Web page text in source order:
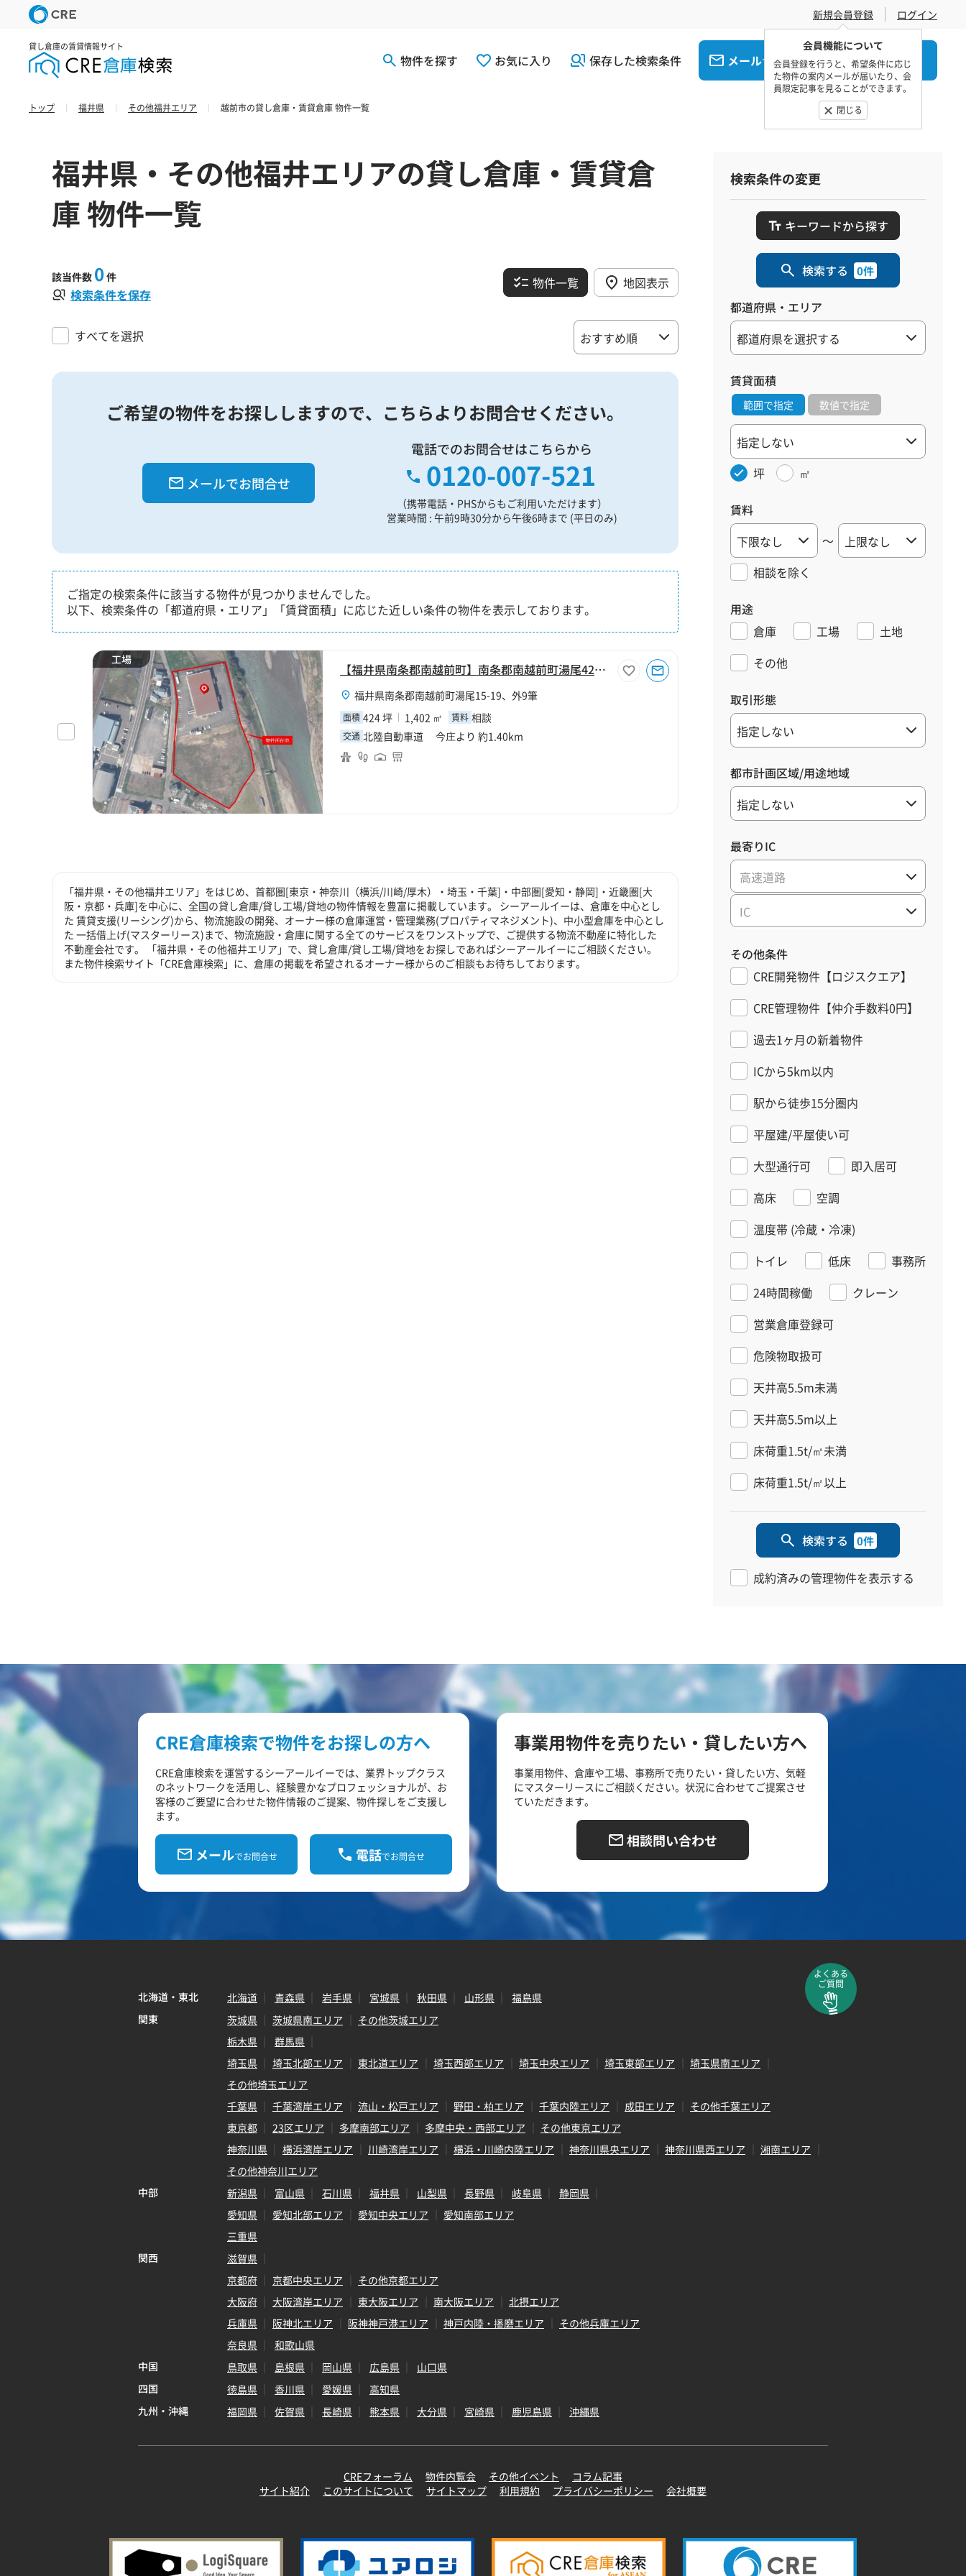
新規会員登録
会員機能について
会員登録を行うと、希望条件に応じ
た物件の案内メールが届いたり、会
員限定記事を見ることができます。
閉じる
ログイン
貸し倉庫の賃貸情報サイト
物件を探す お気に入り 保存した検索条件 メールでお問合せ 電話でお問合せ
トップ 福井県 その他福井エリア 越前市の貸し倉庫・賃貸倉庫 物件一覧
福井県・その他福井エリアの貸し倉庫・賃貸倉
庫 物件一覧
該当件数 0 件
検索条件を保存
物件一覧 地図表示
すべてを選択
ご希望の物件をお探ししますので、 こちらよりお問合せください。
メールでお問合せ
電話でのお問合せはこちらから
0120-007-521
（携帯電話・PHSからもご利用いただけます）
営業時間 : 午前9時30分から午後6時まで (平日のみ)
ご指定の検索条件に該当する物件が見つかりませんでした。
以下、検索条件の「都道府県・エリア」「賃貸面積」に応じた近しい条件の物件を表示しております。
工場
【福井県南条郡南越前町】南条郡南越前町湯尾424坪工場
福井県南条郡南越前町湯尾15-19、外9筆
面積 424 坪 1,402 ㎡ 賃料 相談
交通 北陸自動車道 今庄より 約1.40km
「福井県・その他福井エリア」をはじめ、首都圏[東京・神奈川（横浜/川崎/厚木）・埼玉・千葉]・中部圏[愛知・静岡]・近畿圏[大
阪・京都・兵庫]を中心に、全国の貸し倉庫/貸し工場/貸地の物件情報を豊富に掲載しています。 シーアールイーは、倉庫を中心とし
た 賃貸支援(リーシング)から、物流施設の開発、オーナー様の倉庫運営・管理業務(プロパティマネジメント)、中小型倉庫を中心とし
た 一括借上げ(マスターリース)まで、物流施設・倉庫に関する全てのサービスをワンストップで、ご提供する物流不動産に特化した
不動産会社です。 「福井県・その他福井エリア」で、貸し倉庫/貸し工場/貸地をお探しであればシーアールイーにご相談ください。
また物件検索サイト「CRE倉庫検索」に、倉庫の掲載を希望されるオーナー様からのご相談もお待ちしております。
検索条件の変更
キーワードから探す
検索する 0件
都道府県・エリア
賃貸面積
範囲で指定 数値で指定
坪 ㎡
賃料
～
相談を除く
用途
倉庫
工場
土地
その他
取引形態
都市計画区域/用途地域
最寄りIC
高速道路
IC
その他条件
CRE開発物件【ロジスクエア】
CRE管理物件【仲介手数料0円】
過去1ヶ月の新着物件
ICから5km以内
駅から徒歩15分圏内
平屋建/平屋使い可
大型通行可
即入居可
高床
空調
温度帯 (冷蔵・冷凍)
トイレ
低床
事務所
24時間稼働
クレーン
営業倉庫登録可
危険物取扱可
天井高5.5m未満
天井高5.5m以上
床荷重1.5t/㎡未満
床荷重1.5t/㎡以上
検索する 0件
成約済みの管理物件を表示する
CRE倉庫検索で物件をお探しの方へ
CRE倉庫検索を運営するシーアールイーでは、業界トップクラス
のネットワークを活用し、経験豊かなプロフェッショナルが、お
客様のご要望に合わせた物件情報のご提案、物件探しをご支援し
ます。
メールでお問合せ 電話でお問合せ
事業用物件を売りたい・貸したい方へ
事業用物件、倉庫や工場、事務所で売りたい・貸したい方、気軽
にマスターリースにご相談ください。状況に合わせてご提案させ
ていただきます。
相談問い合わせ
よくある
ご質問
北海道・東北 北海道 青森県 岩手県 宮城県 秋田県 山形県
福島県
関東
茨城県 茨城県南エリア
その他茨城エリア
栃木県
群馬県
埼玉県
埼玉北部エリア 東北道エリア 埼玉西部エリア 埼玉中央エリア 埼玉東部エリア
埼玉県南エリア
その他埼玉エリア
千葉県
千葉湾岸エリア 流山・松戸エリア 野田・柏エリア 千葉内陸エリア 成田エリア
その他千葉エリア
東京都
23区エリア 多摩南部エリア 多摩中央・西部エリア
その他東京エリア
神奈川県
横浜湾岸エリア 川崎湾岸エリア 横浜・川崎内陸エリア 神奈川県央エリア 神奈川県西エリア
湘南エリア
その他神奈川エリア
中部
新潟県 富山県 石川県 福井県 山梨県 長野県 岐阜県
静岡県
愛知県
愛知北部エリア 愛知中央エリア
愛知南部エリア
三重県
関西
滋賀県
京都府
京都中央エリア
その他京都エリア
大阪府
大阪湾岸エリア 東大阪エリア 南大阪エリア
北摂エリア
兵庫県
阪神北エリア 阪神神戸港エリア 神戸内陸・播磨エリア
その他兵庫エリア
奈良県
和歌山県
中国
鳥取県 島根県 岡山県 広島県
山口県
四国
徳島県 香川県 愛媛県
高知県
九州・沖縄
福岡県 佐賀県 長崎県 熊本県 大分県 宮崎県 鹿児島県 沖縄県
CREフォーラム 物件内覧会 その他イベント
コラム記事
サイト紹介
このサイトについて サイトマップ 利用規約 プライバシーポリシー 会社概要